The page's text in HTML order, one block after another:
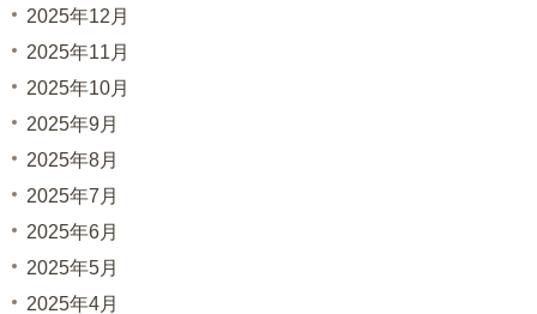
2025年12月
2025年11月
2025年10月
2025年9月
2025年8月
2025年7月
2025年6月
2025年5月
2025年4月